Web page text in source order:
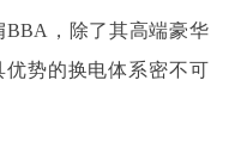
BBA，除了其高端豪华
势的换电体系密不可